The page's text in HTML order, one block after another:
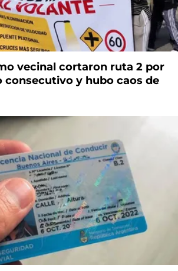
vecinal cortaron ruta 2 por
consecutivo y hubo caos de